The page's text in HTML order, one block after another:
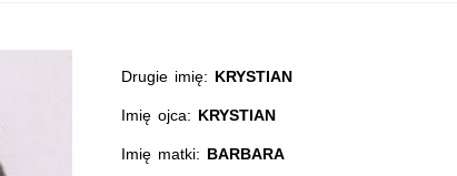
Drugie imię: KRYSTIAN
Imię ojca: KRYSTIAN
Imię matki: BARBARA